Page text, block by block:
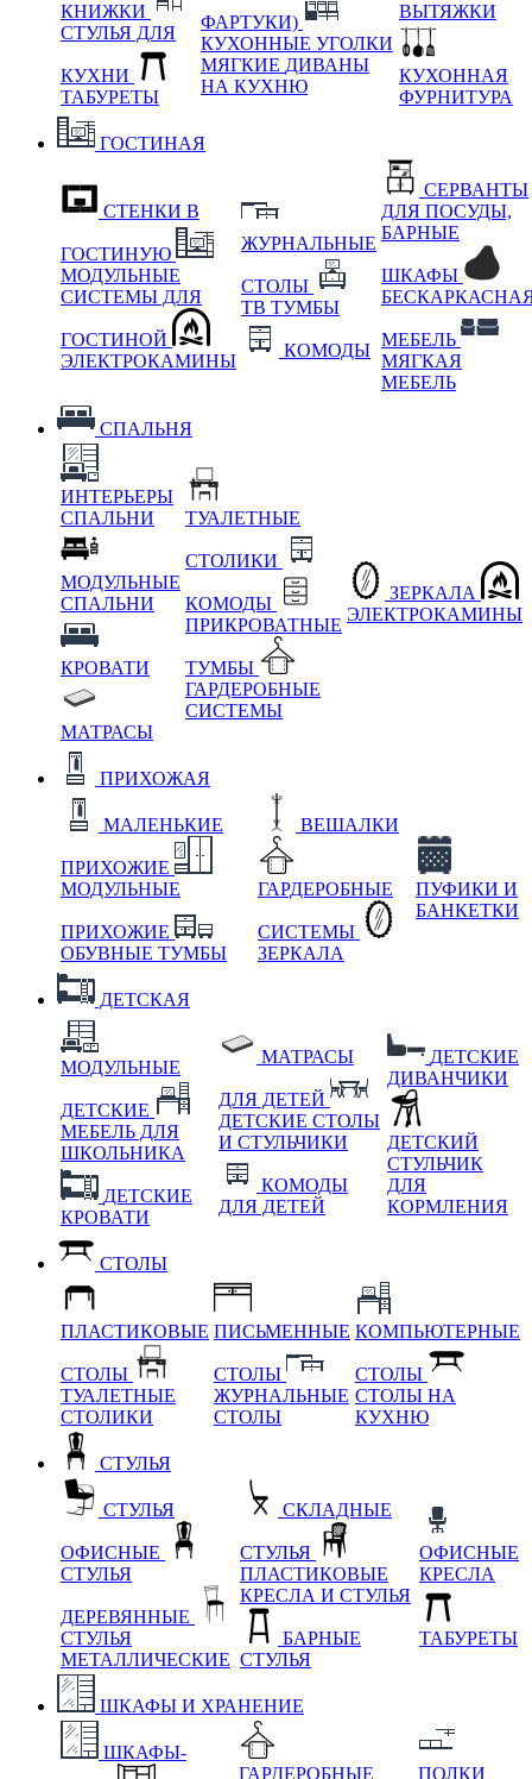
КНИЖКИ
СТУЛЬЯ ДЛЯ
КУХНИ
ТАБУРЕТЫ
ФАРТУКИ)
КУХОННЫЕ УГОЛКИ
МЯГКИЕ ДИВАНЫ
НА КУХНЮ
ВЫТЯЖКИ
КУХОННАЯ
ФУРНИТУРА
ГОСТИНАЯ
СТЕНКИ В
ГОСТИНУЮ
МОДУЛЬНЫЕ
СИСТЕМЫ ДЛЯ
ГОСТИНОЙ
ЭЛЕКТРОКАМИНЫ
ЖУРНАЛЬНЫЕ
СТОЛЫ
ТВ ТУМБЫ
КОМОДЫ
СЕРВАНТЫ
ДЛЯ ПОСУДЫ,
БАРНЫЕ
ШКАФЫ
МЕБЕЛЬ
МЯГКАЯ
МЕБЕЛЬ
СПАЛЬНЯ
ИНТЕРЬЕРЫ
СПАЛЬНИ
МОДУЛЬНЫЕ
СПАЛЬНИ
КРОВАТИ
МАТРАСЫ
ТУАЛЕТНЫЕ
СТОЛИКИ
КОМОДЫ
ПРИКРОВАТНЫЕ
ТУМБЫ
ГАРДЕРОБНЫЕ
СИСТЕМЫ
ЗЕРКАЛА
ЭЛЕКТРОКАМИНЫ
ПРИХОЖАЯ
МАЛЕНЬКИЕ
ПРИХОЖИЕ
МОДУЛЬНЫЕ
ПРИХОЖИЕ
ОБУВНЫЕ ТУМБЫ
ВЕШАЛКИ
ГАРДЕРОБНЫЕ
СИСТЕМЫ
ЗЕРКАЛА
ПУФИКИ И
БАНКЕТКИ
ДЕТСКАЯ
МОДУЛЬНЫЕ
ДЕТСКИЕ
МЕБЕЛЬ ДЛЯ
ШКОЛЬНИКА
ДЕТСКИЕ
КРОВАТИ
МАТРАСЫ
ДЛЯ ДЕТЕЙ
ДЕТСКИЕ СТОЛЫ
И СТУЛЬЧИКИ
КОМОДЫ
ДЛЯ ДЕТЕЙ
ДЕТСКИЕ
ДИВАНЧИКИ
ДЕТСКИЙ
СТУЛЬЧИК
ДЛЯ
КОРМЛЕНИЯ
СТОЛЫ
ПЛАСТИКОВЫЕ
СТОЛЫ
ТУАЛЕТНЫЕ
СТОЛИКИ
ПИСЬМЕННЫЕ
СТОЛЫ
ЖУРНАЛЬНЫЕ
СТОЛЫ
КОМПЬЮТЕРНЫЕ
СТОЛЫ
СТОЛЫ НА
КУХНЮ
СТУЛЬЯ
СТУЛЬЯ
ОФИСНЫЕ
СТУЛЬЯ
ДЕРЕВЯННЫЕ
СТУЛЬЯ
МЕТАЛЛИЧЕСКИЕ
СКЛАДНЫЕ
СТУЛЬЯ
ПЛАСТИКОВЫЕ
КРЕСЛА И СТУЛЬЯ
БАРНЫЕ
СТУЛЬЯ
ОФИСНЫЕ
КРЕСЛА
ТАБУРЕТЫ
ШКАФЫ И ХРАНЕНИЕ
ШКАФЫ-
ГАРДЕРОБНЫЕ
ПОЛКИ